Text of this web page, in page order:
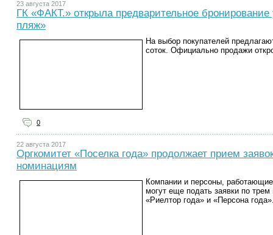
23 августа 2017
ГК «ФАКТ.» открыла предварительное
пляж»
На выбор покупателей
соток. Официально продажи
0
22 августа 2017
Оргкомитет «Поселка года» продолжает прием
номинациям
Компании и персоны,
могут еще подать заявки по
«Риелтор года» и «Персона